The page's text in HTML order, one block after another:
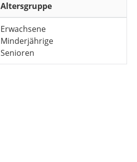
Altersgruppe
Erwachsene
Minderjährige
Senioren